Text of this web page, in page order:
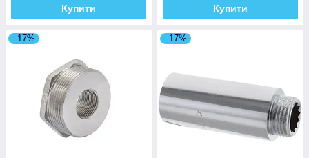
Купити Купити
–17% –17%